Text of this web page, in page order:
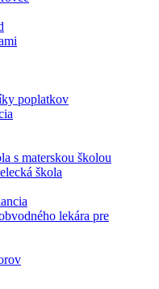
poplatkov
s materskou školou
škola
lekára pre